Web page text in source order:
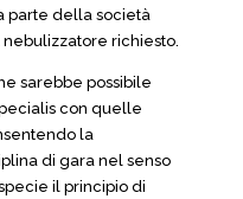
parte della società
richiesto.
sarebbe possibile
con quelle
la
di gara nel senso
il principio di